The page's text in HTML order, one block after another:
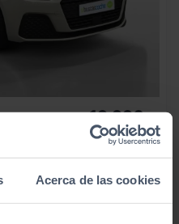
Acerca de las cookies
19.990 €
238 €/mes